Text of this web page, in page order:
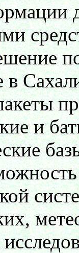
и